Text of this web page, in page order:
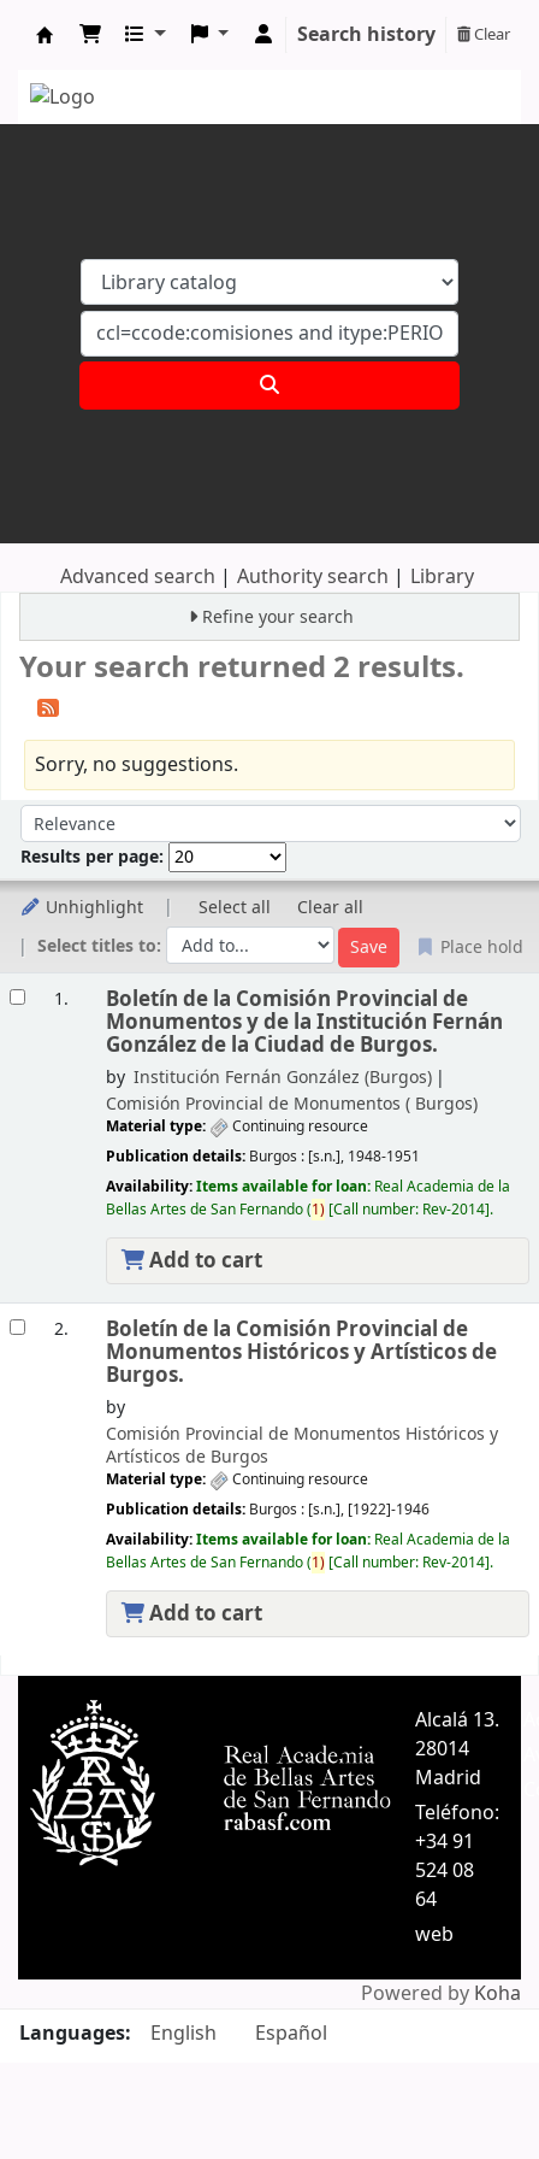
Search history Clear
Advanced search Authority search Library
Refine your search
Your search returned 2 results.
Sorry, no suggestions.
Sort by:
Results per page:
Unhighlight Select all
Clear all
Select titles to:
Place hold
1. Boletín de la Comisión Provincial de
Monumentos y de la Institución Fernán
González de la Ciudad de Burgos.
by Institución Fernán González (Burgos)
Comisión Provincial de Monumentos (Burgos)
Material type:
Continuing resource
Publication details: Burgos : [s.n.], 1948-1951
Availability:Items available for loan: Real Academia de la
Bellas Artes de San Fernando(1) Call number: Rev-2014 .
Add to cart
2. Boletín de la Comisión Provincial de
Monumentos Históricos y Artísticos de
Burgos.
by
Comisión Provincial de Monumentos Históricos y
Artísticos de Burgos
Material type:
Continuing resource
Publication details: Burgos : [s.n.], [1922]-1946
Availability:Items available for loan: Real Academia de la
Bellas Artes de San Fernando(1) Call number: Rev-2014 .
Add to cart
Alcalá 13.
28014
Madrid
Teléfono:
+34 91
524 08
64
web
Powered by Koha
Languages:
English Español